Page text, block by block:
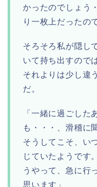
かったのでしょう
り一枚上だったの
そろそろ私が隠し
いて持ち出すので
それよりは少し違
だ。
「一緒に過ごした
も・・・、滑稽に
そうしてこそ、い
じていたようです
うやって、急に行
思います」